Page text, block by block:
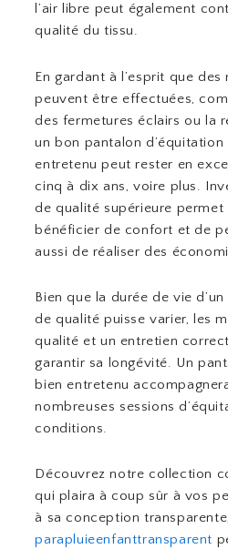
l’air libre peut également
qualité du tissu.
En gardant à l’esprit que
peuvent être effectuées,
des fermetures éclairs ou la
un bon pantalon
entretenu peut rester en
cinq à dix ans, voire plus.
de qualité supérieure
bénéficier de confort et de
aussi de réaliser des
Bien que la durée de vie
de qualité puisse varier, les
qualité et un entretien
garantir sa longévité. Un
bien entretenu
nombreuses sessions
conditions.
Découvrez notre collection
qui plaira à coup sûr à vos
à sa conception
parapluieenfanttransparent